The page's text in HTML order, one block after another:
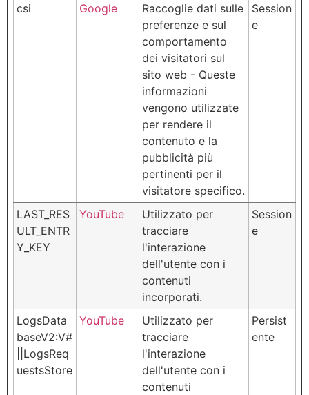
csi Google
Raccoglie dati sulle
preferenze e sul
comportamento
dei visitatori sul
sito web - Queste
informazioni
vengono utilizzate
per rendere il
contenuto e la
pubblicità più
pertinenti per il
visitatore specifico.
Session
e
LAST_RES
ULT_ENTR
Y_KEY
YouTube
Utilizzato per
tracciare
l'interazione
dell'utente con i
contenuti
incorporati.
Session
e
LogsData
baseV2:V#
||LogsReq
uestsStore
YouTube
Utilizzato per
tracciare
l'interazione
dell'utente con i
contenuti
Persist
ente